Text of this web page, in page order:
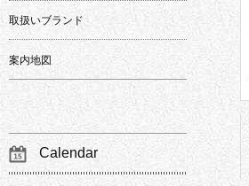
取扱いブランド
案内地図
Calendar